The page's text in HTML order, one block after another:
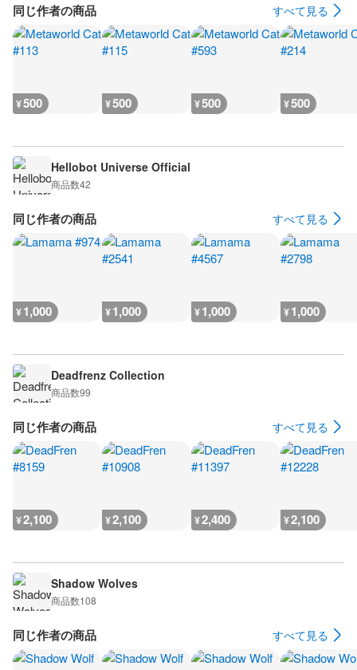
同じ作者の商品 すべて見る
¥500 ¥500 ¥500 ¥500
Hellobot Universe Official
商品数42
同じ作者の商品 すべて見る
¥1,000 ¥1,000 ¥1,000 ¥1,000
Deadfrenz Collection
商品数99
同じ作者の商品 すべて見る
¥2,100 ¥2,100 ¥2,400 ¥2,100
Shadow Wolves
商品数108
同じ作者の商品 すべて見る